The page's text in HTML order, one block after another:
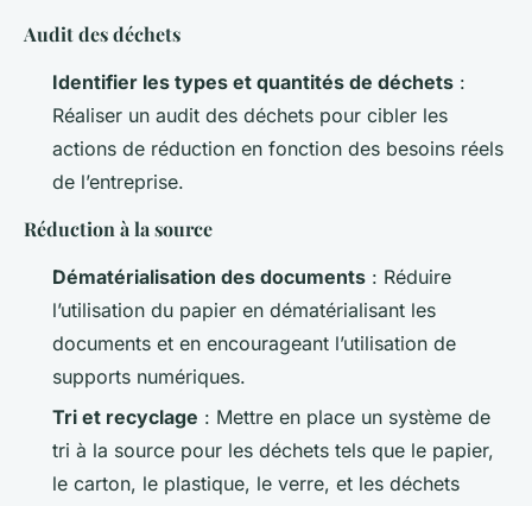
Audit des déchets
Identifier les types et quantités de déchets :
Réaliser un audit des déchets pour cibler les
actions de réduction en fonction des besoins réels
de l’entreprise.
Réduction à la source
Dématérialisation des documents : Réduire
l’utilisation du papier en dématérialisant les
documents et en encourageant l’utilisation de
supports numériques.
Tri et recyclage : Mettre en place un système de
tri à la source pour les déchets tels que le papier,
le carton, le plastique, le verre, et les déchets